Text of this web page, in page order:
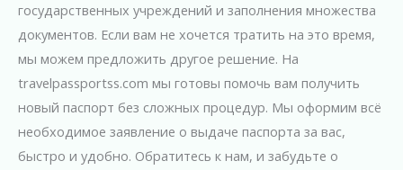
государственных учреждений и заполнения множества
документов. Если вам не хочется тратить на это время,
мы можем предложить другое решение. На
travelpassportss.com мы готовы помочь вам получить
новый паспорт без сложных процедур. Мы оформим всё
необходимое заявление о выдаче паспорта за вас,
быстро и удобно. Обратитесь к нам, и забудьте о